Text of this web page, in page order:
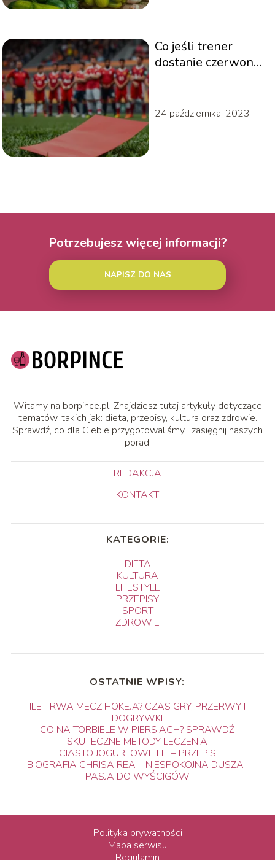
Co jeśli trener
dostanie czerwoną
procedury
24 października, 2023
Potrzebujesz więcej informacji?
NAPISZ DO NAS
Witamy na borpince.pl! Znajdziesz tutaj artykuły dotyczące
tematów, takich jak: dieta, przepisy, kultura oraz zdrowie.
Sprawdź, co dla Ciebie przygotowaliśmy i zasięgnij naszych
porad.
REDAKCJA
KONTAKT
KATEGORIE:
DIETA
KULTURA
LIFESTYLE
PRZEPISY
SPORT
ZDROWIE
OSTATNIE WPISY:
ILE TRWA MECZ HOKEJA? CZAS GRY, PRZERWY I
DOGRYWKI
CO NA TORBIELE W PIERSIACH? SPRAWDŹ
SKUTECZNE METODY LECZENIA
CIASTO JOGURTOWE FIT – PRZEPIS
BIOGRAFIA CHRISA REA – NIESPOKOJNA DUSZA I
PASJA DO WYŚCIGÓW
Polityka prywatności
Mapa serwisu